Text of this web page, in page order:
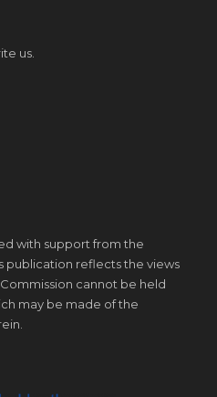
us.
with support from the
publication reflects the views
cannot be held
may be made of the